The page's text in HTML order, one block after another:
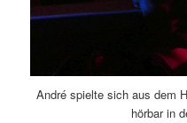
André spielte sich aus dem
hörbar in